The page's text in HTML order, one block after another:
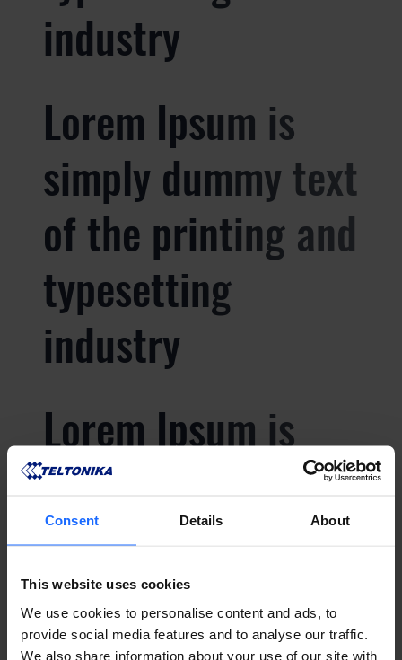
Consent Details About
This website uses cookies
We use cookies to personalise content and ads, to
provide social media features and to analyse our traffic.
We also share information about your use of our site with
industry
Lorem Ipsum is
simply dummy text
of the printing and
typesetting
industry
Lorem Ipsum is
simply dummy text
of the printing and
typesetting